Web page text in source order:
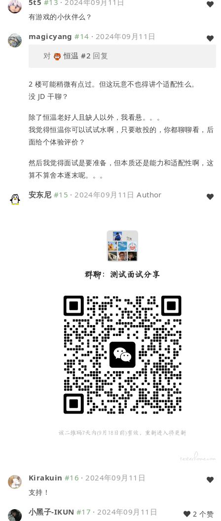
5t5 #13 ·2024年09月11日
有游戏的小伙伴么？
magicyang #14 · 2024年09月11日
对
恒温 #2 回复
2 楼可能稍微有点过。但这玩意不也得讲个适配性么。
没 JD 干聊？
除了恒温老好人且缺人以外，我看悬。。。
我觉得恒温你可以试试水啊，只要敢投的，你都聊聊看，后
面给个体验评价？
然后我觉得面试是要准备，但本质还是能力和适配性啊，这
算不算舍本逐末呢。。。
安东尼 #15 ·2024年09月11日 Author
Kirakuin #16 ·2024年09月11日
支持！
小黑子-IKUN #17 ·2024年09月11日
2 个赞